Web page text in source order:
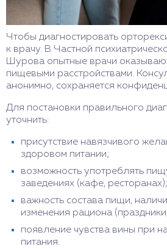
Чтобы диагностировать
к врачу. В Частной
Шурова опытные врачи
пищевыми расстройствами.
анонимно, сохраняется
Для постановки правильного
уточнить:
присутствие навязчивого
здоровом питании;
возможность употреблять
заведениях (кафе, ресторанах);
важность состава пищи,
изменения рациона
появление чувства вины при
питания.